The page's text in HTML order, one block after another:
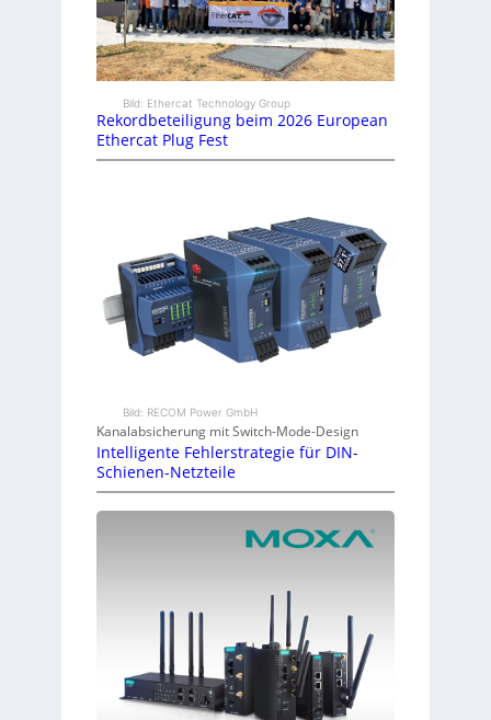
Bild: Ethercat Technology Group
Rekordbeteiligung beim 2026 European
Ethercat Plug Fest
Bild: RECOM Power GmbH
Kanalabsicherung mit Switch-Mode-Design
Intelligente Fehlerstrategie für DIN-
Schienen-Netzteile